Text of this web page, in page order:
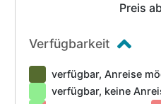
Preis
Verfügbarkeit
verfügbar, Anreise
verfügbar, keine